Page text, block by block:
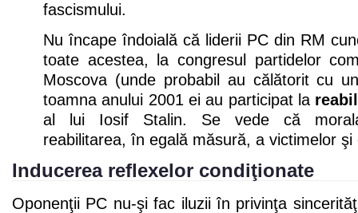
fascismului.
Nu încape îndoială că liderii PC din RM
toate acestea, la congresul partidelor
Moscova (unde probabil au călătorit cu
toamna anului 2001 ei au participat la
al lui Iosif Stalin. Se vede că
reabilitarea, în egală măsură, a victimelor şi
Inducerea reflexelor condiţionate
Oponenţii PC nu-şi fac iluzii în privinţa